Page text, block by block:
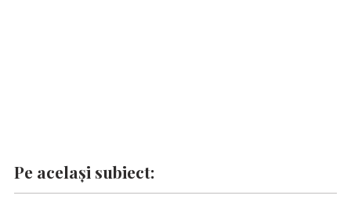
Pe același subiect: